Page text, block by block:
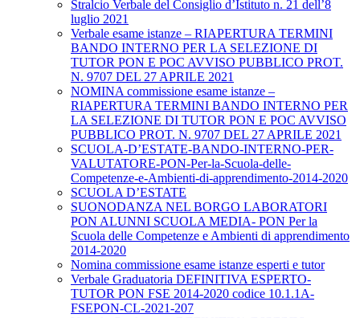
Stralcio Verbale del Consiglio d’Istituto n. 21 dell’8
luglio 2021
Verbale esame istanze – RIAPERTURA TERMINI
BANDO INTERNO PER LA SELEZIONE DI
TUTOR PON E POC AVVISO PUBBLICO PROT.
N. 9707 DEL 27 APRILE 2021
NOMINA commissione esame istanze –
RIAPERTURA TERMINI BANDO INTERNO PER
LA SELEZIONE DI TUTOR PON E POC AVVISO
PUBBLICO PROT. N. 9707 DEL 27 APRILE 2021
SCUOLA-D’ESTATE-BANDO-INTERNO-PER-
VALUTATORE-PON-Per-la-Scuola-delle-
Competenze-e-Ambienti-di-apprendimento-2014-2020
SCUOLA D’ESTATE
SUONODANZA NEL BORGO LABORATORI
PON ALUNNI SCUOLA MEDIA- PON Per la
Scuola delle Competenze e Ambienti di apprendimento
2014-2020
Nomina commissione esame istanze esperti e tutor
Verbale Graduatoria DEFINITIVA ESPERTO-
TUTOR PON FSE 2014-2020 codice 10.1.1A-
FSEPON-CL-2021-207